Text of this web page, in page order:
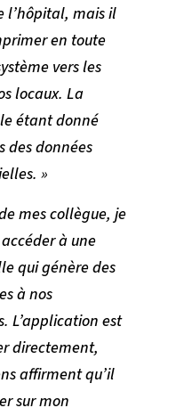
l’hôpital, mais il
en toute
vers les
locaux. La
étant donné
des données
»
mes collègue, je
à une
qui génère des
à nos
L’application est
directement,
affirment qu’il
sur mon